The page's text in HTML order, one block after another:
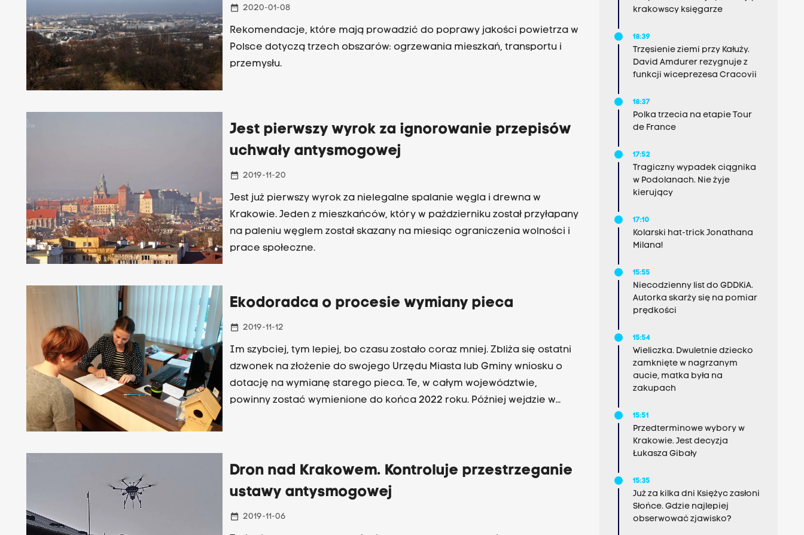
date_range 2020-01-08
Rekomendacje, które mają prowadzić do poprawy jakości powietrza w
Polsce dotyczą trzech obszarów: ogrzewania mieszkań, transportu i
przemysłu.
Jest pierwszy wyrok za ignorowanie przepisów
uchwały antysmogowej
date_range 2019-11-20
Jest już pierwszy wyrok za nielegalne spalanie węgla i drewna w
Krakowie. Jeden z mieszkańców, który w październiku został przyłapany
na paleniu węglem został skazany na miesiąc ograniczenia wolności i
prace społeczne.
Ekodoradca o procesie wymiany pieca
date_range 2019-11-12
Im szybciej, tym lepiej, bo czasu zostało coraz mniej. Zbliża się ostatni
dzwonek na złożenie do swojego Urzędu Miasta lub Gminy wniosku o
dotację na wymianę starego pieca. Te, w całym województwie,
powinny zostać wymienione do końca 2022 roku. Później wejdzie w
Świątnikach Górnych Aleksandrą Piegzą.
Dron nad Krakowem. Kontroluje przestrzeganie
ustawy antysmogowej
date_range 2019-11-06
krakowscy księgarze
18:39
Trzęsienie ziemi przy Kałuży.
David Amdurer rezygnuje z
funkcji wiceprezesa Cracovii
18:37
Polka trzecia na etapie Tour
de France
17:52
Tragiczny wypadek ciągnika
w Podolanach. Nie żyje
kierujący
17:10
Kolarski hat-trick Jonathana
Milana!
15:55
Niecodzienny list do GDDKiA.
Autorka skarży się na pomiar
prędkości
15:54
Wieliczka. Dwuletnie dziecko
zamknięte w nagrzanym
aucie, matka była na
zakupach
15:51
Przedterminowe wybory w
Krakowie. Jest decyzja
Łukasza Gibały
15:35
Już za kilka dni Księżyc zasłoni
Słońce. Gdzie najlepiej
obserwować zjawisko?